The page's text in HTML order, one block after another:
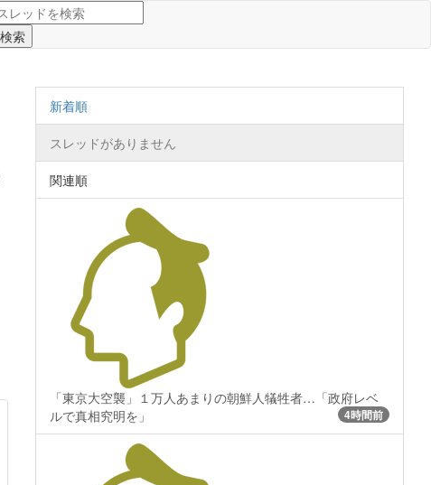
新着順
スレッドがありません
関連順
「東京大空襲」１万人あまりの朝鮮人犠牲者…「政府レベ
ルで真相究明を」
4時間前